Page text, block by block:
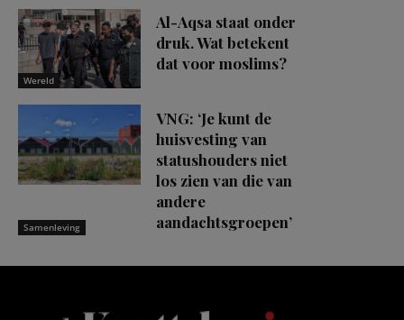
Wereld
Al-Aqsa staat onder
druk. Wat betekent
dat voor moslims?
Samenleving
VNG: ‘Je kunt de
huisvesting van
statushouders niet
los zien van die van
andere
aandachtsgroepen’